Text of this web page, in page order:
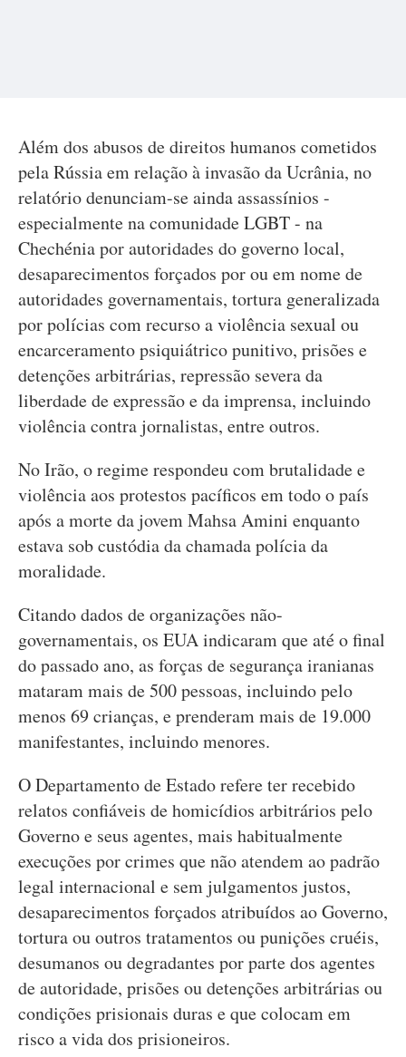
Além dos abusos de direitos humanos cometidos
pela Rússia em relação à invasão da Ucrânia, no
relatório denunciam-se ainda assassínios -
especialmente na comunidade LGBT - na
Chechénia por autoridades do governo local,
desaparecimentos forçados por ou em nome de
autoridades governamentais, tortura generalizada
por polícias com recurso a violência sexual ou
encarceramento psiquiátrico punitivo, prisões e
detenções arbitrárias, repressão severa da
liberdade de expressão e da imprensa, incluindo
violência contra jornalistas, entre outros.
No Irão, o regime respondeu com brutalidade e
violência aos protestos pacíficos em todo o país
após a morte da jovem Mahsa Amini enquanto
estava sob custódia da chamada polícia da
moralidade.
Citando dados de organizações não-
governamentais, os EUA indicaram que até o final
do passado ano, as forças de segurança iranianas
mataram mais de 500 pessoas, incluindo pelo
menos 69 crianças, e prenderam mais de 19.000
manifestantes, incluindo menores.
O Departamento de Estado refere ter recebido
relatos confiáveis de homicídios arbitrários pelo
Governo e seus agentes, mais habitualmente
execuções por crimes que não atendem ao padrão
legal internacional e sem julgamentos justos,
desaparecimentos forçados atribuídos ao Governo,
tortura ou outros tratamentos ou punições cruéis,
desumanos ou degradantes por parte dos agentes
de autoridade, prisões ou detenções arbitrárias ou
condições prisionais duras e que colocam em
risco a vida dos prisioneiros.